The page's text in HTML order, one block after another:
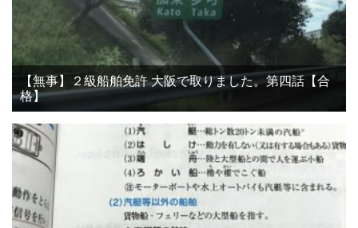
【無事】２級船舶免許 大阪で取りました。第四話【合
格】